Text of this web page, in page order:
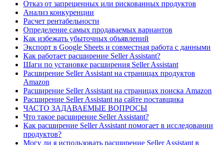
Отказ от запрещенных или рискованных продуктов
Анализ конкуренции
Расчет рентабельности
Определение самых продаваемых вариантов
Как избежать убыточных объявлений
Экспорт в Google Sheets и совместная работа с данными
Как работает расширение Seller Assistant?
Шаги по установке расширения Seller Assistant
Расширение Seller Assistant на страницах продуктов
Amazon
Расширение Seller Assistant на страницах поиска Amazon
Расширение Seller Assistant на сайте поставщика
ЧАСТО ЗАДАВАЕМЫЕ ВОПРОСЫ
Что такое расширение Seller Assistant?
Как расширение Seller Assistant помогает в исследовании
продуктов?
Могу ли я использовать расширение Seller Assistant в